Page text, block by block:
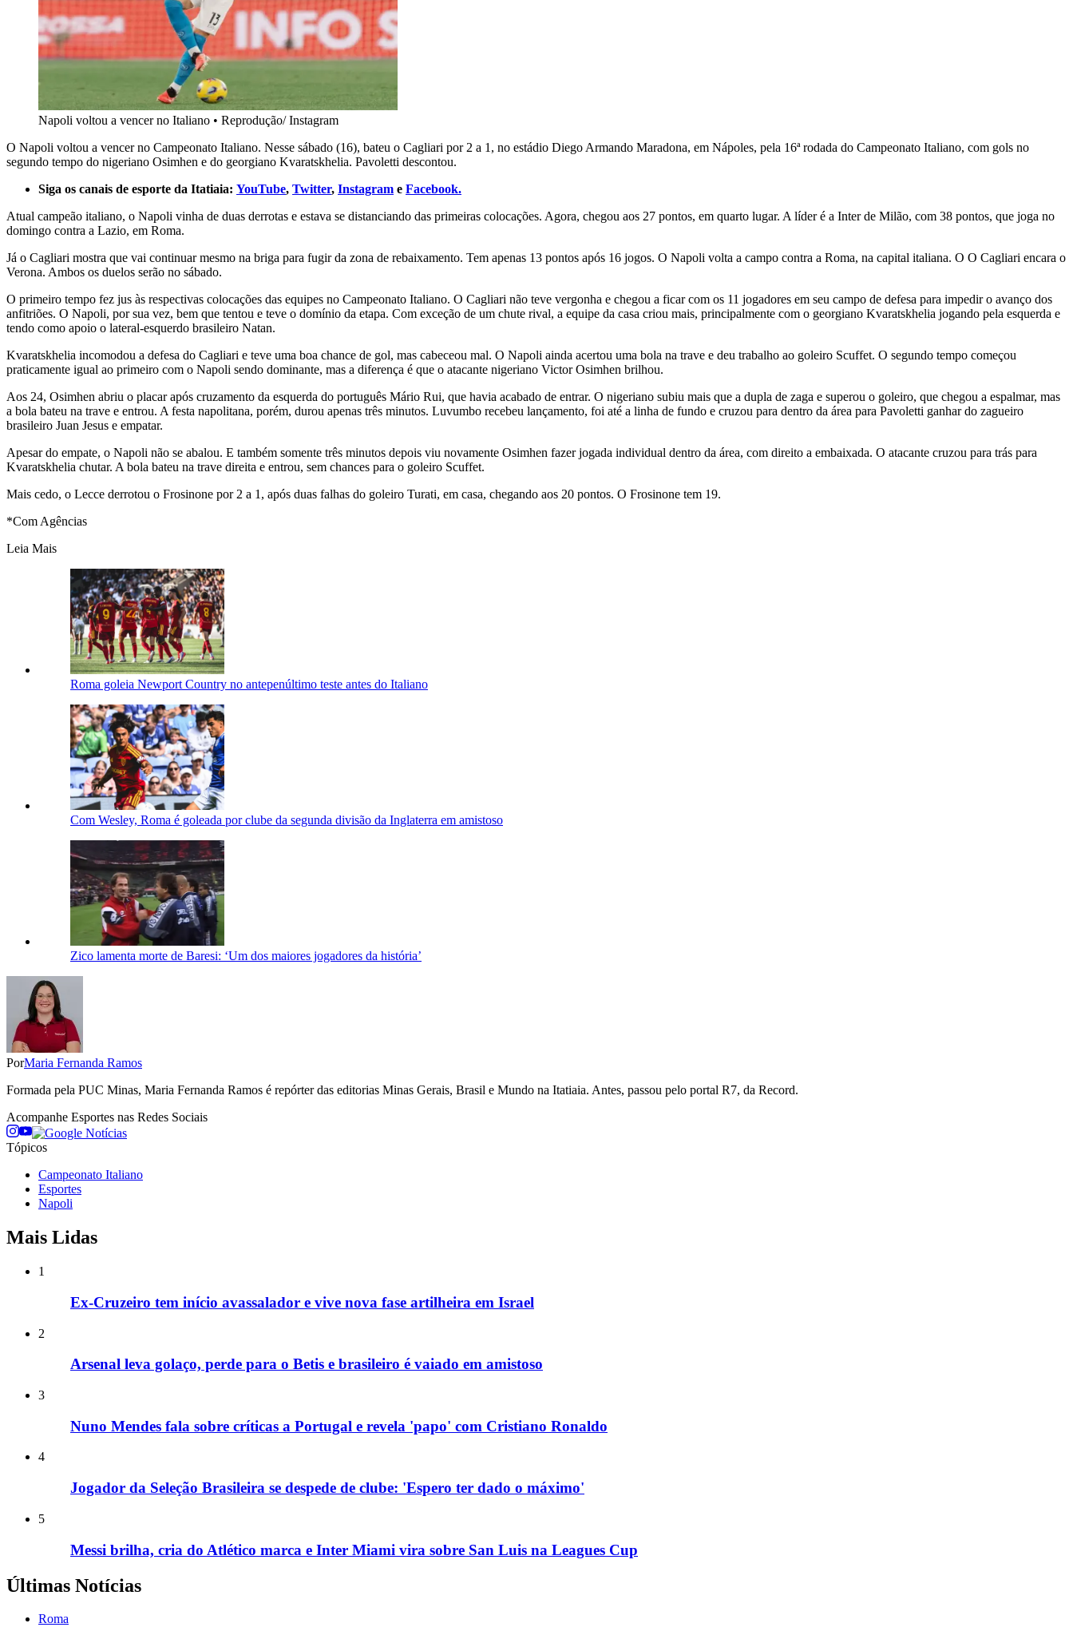
Napoli voltou a vencer no Italiano • Reprodução/ Instagram
O Napoli voltou a vencer no Campeonato Italiano. Nesse sábado (16), bateu o Cagliari por 2 a 1, no estádio Diego Armando Maradona, em Nápoles, pela 16ª rodada do Campeonato Italiano, com gols no
segundo tempo do nigeriano Osimhen e do georgiano Kvaratskhelia. Pavoletti descontou.
Siga os canais de esporte da Itatiaia: YouTube, Twitter, Instagram e Facebook.
Atual campeão italiano, o Napoli vinha de duas derrotas e estava se distanciando das primeiras colocações. Agora, chegou aos 27 pontos, em quarto lugar. A líder é a Inter de Milão, com 38 pontos, que joga no
domingo contra a Lazio, em Roma.
Já o Cagliari mostra que vai continuar mesmo na briga para fugir da zona de rebaixamento. Tem apenas 13 pontos após 16 jogos. O Napoli volta a campo contra a Roma, na capital italiana. O O Cagliari encara o
Verona. Ambos os duelos serão no sábado.
O primeiro tempo fez jus às respectivas colocações das equipes no Campeonato Italiano. O Cagliari não teve vergonha e chegou a ficar com os 11 jogadores em seu campo de defesa para impedir o avanço dos
anfitriões. O Napoli, por sua vez, bem que tentou e teve o domínio da etapa. Com exceção de um chute rival, a equipe da casa criou mais, principalmente com o georgiano Kvaratskhelia jogando pela esquerda e
tendo como apoio o lateral-esquerdo brasileiro Natan.
Kvaratskhelia incomodou a defesa do Cagliari e teve uma boa chance de gol, mas cabeceou mal. O Napoli ainda acertou uma bola na trave e deu trabalho ao goleiro Scuffet. O segundo tempo começou
praticamente igual ao primeiro com o Napoli sendo dominante, mas a diferença é que o atacante nigeriano Victor Osimhen brilhou.
Aos 24, Osimhen abriu o placar após cruzamento da esquerda do português Mário Rui, que havia acabado de entrar. O nigeriano subiu mais que a dupla de zaga e superou o goleiro, que chegou a espalmar, mas
a bola bateu na trave e entrou. A festa napolitana, porém, durou apenas três minutos. Luvumbo recebeu lançamento, foi até a linha de fundo e cruzou para dentro da área para Pavoletti ganhar do zagueiro
brasileiro Juan Jesus e empatar.
Apesar do empate, o Napoli não se abalou. E também somente três minutos depois viu novamente Osimhen fazer jogada individual dentro da área, com direito a embaixada. O atacante cruzou para trás para
Kvaratskhelia chutar. A bola bateu na trave direita e entrou, sem chances para o goleiro Scuffet.
Mais cedo, o Lecce derrotou o Frosinone por 2 a 1, após duas falhas do goleiro Turati, em casa, chegando aos 20 pontos. O Frosinone tem 19.
*Com Agências
Leia Mais
Roma goleia Newport Country no antepenúltimo teste antes do Italiano
Com Wesley, Roma é goleada por clube da segunda divisão da Inglaterra em amistoso
Zico lamenta morte de Baresi: ‘Um dos maiores jogadores da história’
PorMaria Fernanda Ramos
Formada pela PUC Minas, Maria Fernanda Ramos é repórter das editorias Minas Gerais, Brasil e Mundo na Itatiaia. Antes, passou pelo portal R7, da Record.
Acompanhe Esportes nas Redes Sociais
Tópicos
Campeonato Italiano
Esportes
Napoli
Mais Lidas
1
Ex-Cruzeiro tem início avassalador e vive nova fase artilheira em Israel
2
Arsenal leva golaço, perde para o Betis e brasileiro é vaiado em amistoso
3
Nuno Mendes fala sobre críticas a Portugal e revela 'papo' com Cristiano Ronaldo
4
Jogador da Seleção Brasileira se despede de clube: 'Espero ter dado o máximo'
5
Messi brilha, cria do Atlético marca e Inter Miami vira sobre San Luis na Leagues Cup
Últimas Notícias
Roma